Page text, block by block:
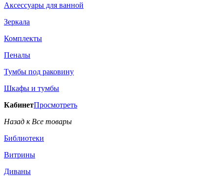
Аксессуары для ванной
Зеркала
Комплекты
Пеналы
Тумбы под раковину
Шкафы и тумбы
КабинетПросмотреть
Назад к Все товары
Библиотеки
Витрины
Диваны